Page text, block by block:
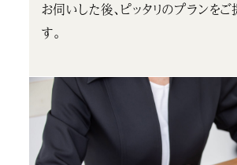
お伺いした後、ピッタリのプランを
す。